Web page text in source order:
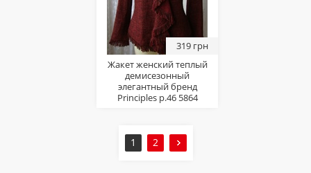
319 грн
Жакет женский теплый
демисезонный
элегантный бренд
Principles р.46 5864
1 2